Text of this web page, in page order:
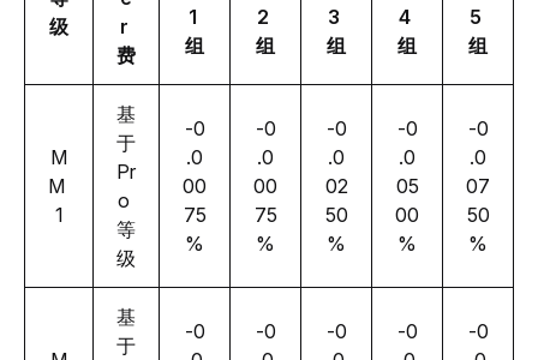
级
r
费
1
组
2
组
3
组
4
组
5
组
M
M
1
基
于
Pr
o
等
级
-0
.0
00
75
%
-0
.0
00
75
%
-0
.0
02
50
%
-0
.0
05
00
%
-0
.0
07
50
%
基
于
-0
-0
-0
-0
-0